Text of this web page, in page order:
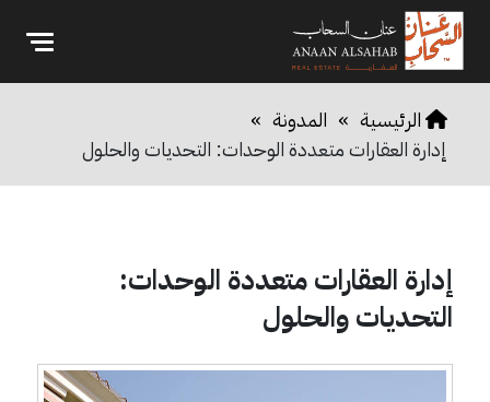
الرئيسية » المدونة »
إدارة العقارات متعددة الوحدات: التحديات والحلول
إدارة العقارات متعددة الوحدات:
التحديات والحلول